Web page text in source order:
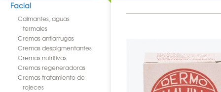
Facial
Calmantes, aguas
termales
Cremas antiarrugas
Cremas despigmentantes
Cremas nutritivas
Cremas regeneradoras
Cremas tratamiento de
rojeces